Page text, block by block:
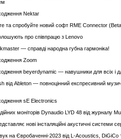
Nektar
та спробуйте новий софт RME Connector
про співпрацю з Lenovo
— справді народна губна гармоніка!
Zoom
beyerdynamic — навушники для всіх і
від Ableton — повноцінний експресивний
sE Electronics
моніторів Dynaudio LYD 48 від журналу
нові інсталяційні акустичні системи
на Євробаченні-2023 від L-Acoustics, DiGiCo